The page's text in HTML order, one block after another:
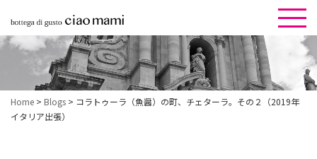
Home > Blogs > コラトゥーラ（魚醤）の町、チェターラ。その２（2019年
イタリア出張）